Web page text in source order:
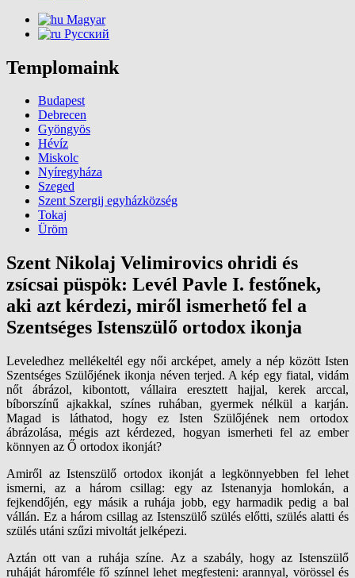
Magyar
Русский
Templomaink
Budapest
Debrecen
Gyöngyös
Hévíz
Miskolc
Nyíregyháza
Szeged
Szent Szergij egyházközség
Tokaj
Üröm
Szent Nikolaj Velimirovics ohridi és
zsícsai püspök: Levél Pavle I. festőnek,
aki azt kérdezi, miről ismerhető fel a
Szentséges Istenszülő ortodox ikonja
Leveledhez mellékeltél egy női arcképet, amely a nép között Isten
Szentséges Szülőjének ikonja néven terjed. A kép egy fiatal, vidám
nőt ábrázol, kibontott, vállaira eresztett hajjal, kerek arccal,
bíborszínű ajkakkal, színes ruhában, gyermek nélkül a karján.
Magad is láthatod, hogy ez Isten Szülőjének nem ortodox
ábrázolása, mégis azt kérdezed, hogyan ismerheti fel az ember
könnyen az Ő ortodox ikonját?
Amiről az Istenszülő ortodox ikonját a legkönnyebben fel lehet
ismerni, az a három csillag: egy az Istenanyja homlokán, a
fejkendőjén, egy másik a ruhája jobb, egy harmadik pedig a bal
vállán. Ez a három csillag az Istenszülő szülés előtti, szülés alatti és
szülés utáni szűzi mivoltát jelképezi.
Aztán ott van a ruhája színe. Az a szabály, hogy az Istenszülő
ruháját háromféle fő színnel lehet megfesteni: arannyal, vörössel és